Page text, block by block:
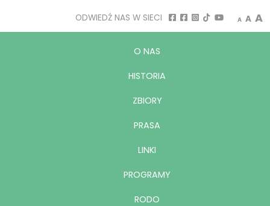
ODWIEDŹ NAS W SIECI A A A
O NAS
HISTORIA
ZBIORY
PRASA
LINKI
PROGRAMY
RODO